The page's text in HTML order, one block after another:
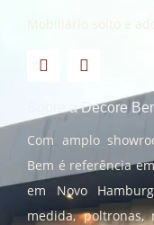
Mobiliário solto e
Sobre a Decore
Com amplo
Bem é referência
em Novo
medida, poltronas,